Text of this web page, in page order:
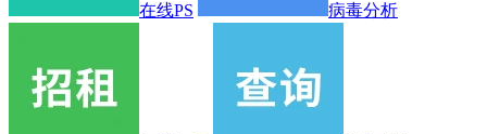
在线PS 病毒分析